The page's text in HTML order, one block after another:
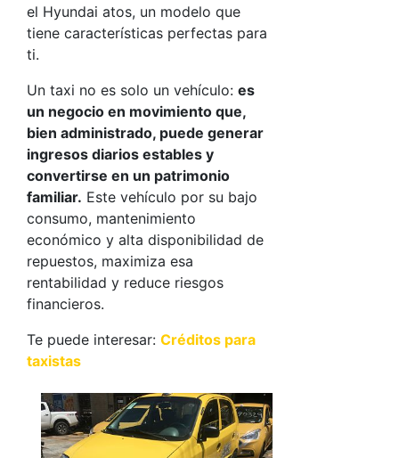
el Hyundai atos, un modelo que
tiene características perfectas para
ti.
Un taxi no es solo un vehículo: es
un negocio en movimiento que,
bien administrado, puede generar
ingresos diarios estables y
convertirse en un patrimonio
familiar. Este vehículo por su bajo
consumo, mantenimiento
económico y alta disponibilidad de
repuestos, maximiza esa
rentabilidad y reduce riesgos
financieros.
Te puede interesar: Créditos para
taxistas